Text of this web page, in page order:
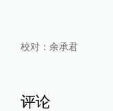
校对： 余承君
评论